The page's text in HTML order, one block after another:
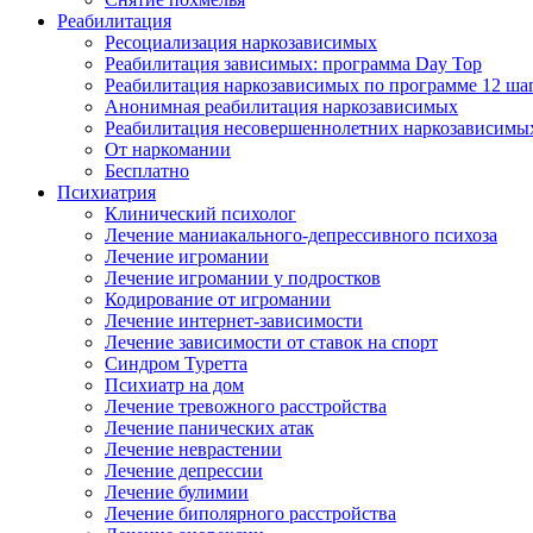
Реабилитация
Ресоциализация наркозависимых
Реабилитация зависимых: программа Day Top
Реабилитация наркозависимых по программе 12
Анонимная реабилитация наркозависимых
Реабилитация несовершеннолетних
От наркомании
Бесплатно
Психиатрия
Клинический психолог
Лечение маниакального-депрессивного психоза
Лечение игромании
Лечение игромании у подростков
Кодирование от игромании
Лечение интернет-зависимости
Лечение зависимости от ставок на спорт
Синдром Туретта
Психиатр на дом
Лечение тревожного расстройства
Лечение панических атак
Лечение неврастении
Лечение депрессии
Лечение булимии
Лечение биполярного расстройства